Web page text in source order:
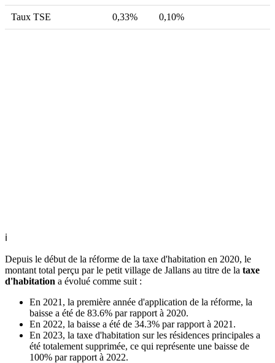
Taux TSE 0,33% 0,10%
ℹ
Depuis le début de la réforme de la taxe d'habitation en 2020, le
montant total perçu par le petit village de Jallans au titre de la taxe
d'habitation a évolué comme suit :
En 2021, la première année d'application de la réforme, la
baisse a été de 83.6% par rapport à 2020.
En 2022, la baisse a été de 34.3% par rapport à 2021.
En 2023, la taxe d'habitation sur les résidences principales a
été totalement supprimée, ce qui représente une baisse de
100% par rapport à 2022.